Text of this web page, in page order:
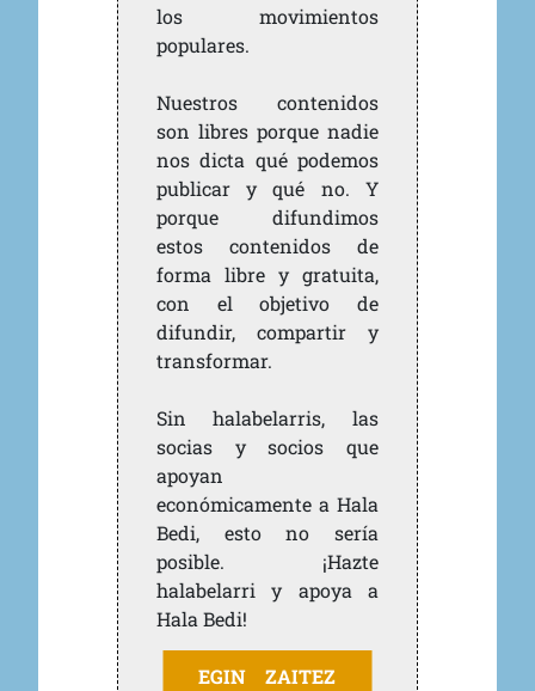
los movimientos
populares.
Nuestros contenidos
son libres porque nadie
nos dicta qué podemos
publicar y qué no. Y
porque difundimos
estos contenidos de
forma libre y gratuita,
con el objetivo de
difundir, compartir y
transformar.
Sin halabelarris, las
socias y socios que
apoyan
económicamente a Hala
Bedi, esto no sería
posible. ¡Hazte
halabelarri y apoya a
Hala Bedi!
EGIN ZAITEZ